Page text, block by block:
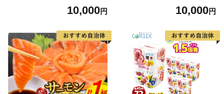
10,000円 10,000円